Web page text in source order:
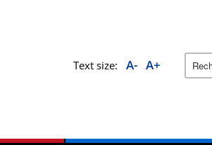
Text size: A- A+